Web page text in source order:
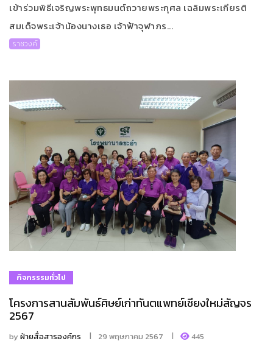
เข้าร่วมพิธีเจริญพระพุทธมนต์ถวายพระกุศล เฉลิมพระเกียรติ
สมเด็จพระเจ้าน้องนางเธอ เจ้าฟ้าจุฬาภร...
ราชวงค์
กิจกรรรมทั่วไป
โครงการสานสัมพันธ์ศิษย์เก่าทันตแพทย์เชียงใหม่สัญจร
2567
byฝ่ายสื่อสารองค์กร 29 พฤษภาคม 2567 445